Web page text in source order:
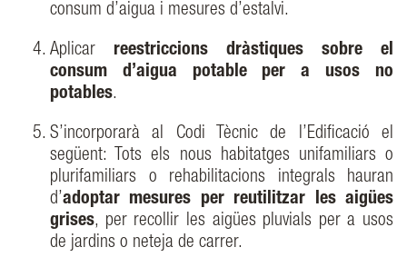
consum d’aigua i mesures d’estalvi.
Aplicar reestriccions dràstiques sobre el
consum d’aigua potable per a usos no
potables.
S’incorporarà al Codi Tècnic de l’Edificació el
següent: Tots els nous habitatges unifamiliars o
plurifamiliars o rehabilitacions integrals hauran
d’adoptar mesures per reutilitzar les aigües
grises, per recollir les aigües pluvials per a usos
de jardins o neteja de carrer.